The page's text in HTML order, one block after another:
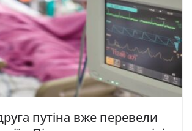
путіна вже перевели